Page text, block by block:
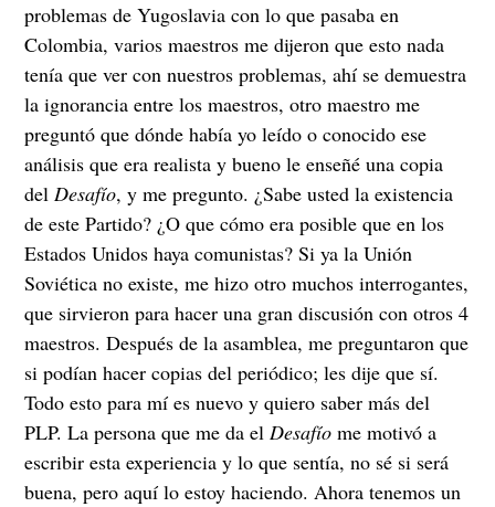
problemas de Yugoslavia con lo que pasaba en
Colombia, varios maestros me dijeron que esto nada
tenía que ver con nuestros problemas, ahí se demuestra
la ignorancia entre los maestros, otro maestro me
preguntó que dónde había yo leído o conocido ese
análisis que era realista y bueno le enseñé una copia
delDesafío, y me pregunto. ¿Sabe usted la existencia
de este Partido? ¿O que cómo era posible que en los
Estados Unidos haya comunistas? Si ya la Unión
Soviética no existe, me hizo otro muchos interrogantes,
que sirvieron para hacer una gran discusión con otros 4
maestros. Después de la asamblea, me preguntaron que
si podían hacer copias del periódico; les dije que sí.
Todo esto para mí es nuevo y quiero saber más del
PLP. La persona que me da elDesafíome motivó a
escribir esta experiencia y lo que sentía, no sé si será
buena, pero aquí lo estoy haciendo. Ahora tenemos un